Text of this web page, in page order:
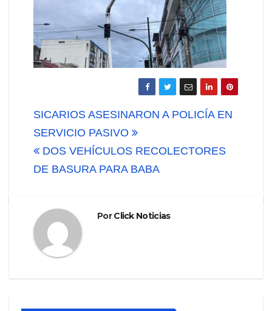
Navegación
de
entradas
SICARIOS ASESINARON A POLICÍA EN
SERVICIO PASIVO
DOS VEHÍCULOS RECOLECTORES
DE BASURA PARA BABA
PorClick Noticias